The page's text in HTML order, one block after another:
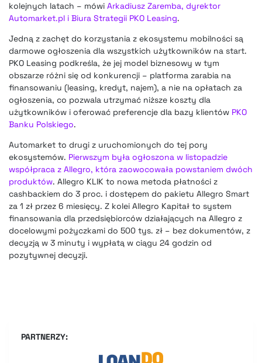
kolejnych latach – mówi Arkadiusz Zaremba, dyrektor
Automarket.pl i Biura Strategii PKO Leasing.
Jedną z zachęt do korzystania z ekosystemu mobilności są
darmowe ogłoszenia dla wszystkich użytkowników na start.
PKO Leasing podkreśla, że jej model biznesowy w tym
obszarze różni się od konkurencji – platforma zarabia na
finansowaniu (leasing, kredyt, najem), a nie na opłatach za
ogłoszenia, co pozwala utrzymać niższe koszty dla
użytkowników i oferować preferencje dla bazy klientów PKO
Banku Polskiego.
Automarket to drugi z uruchomionych do tej pory
ekosystemów. Pierwszym była ogłoszona w listopadzie
współpraca z Allegro, która zaowocowała powstaniem dwóch
produktów. Allegro KLIK to nowa metoda płatności z
cashbackiem do 3 proc. i dostępem do pakietu Allegro Smart
za 1 zł przez 6 miesięcy. Z kolei Allegro Kapitał to system
finansowania dla przedsiębiorców działających na Allegro z
docelowymi pożyczkami do 500 tys. zł – bez dokumentów, z
decyzją w 3 minuty i wypłatą w ciągu 24 godzin od
pozytywnej decyzji.
PARTNERZY: